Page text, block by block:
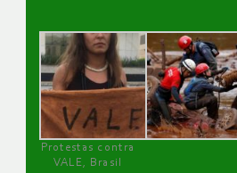
Protestas contra
VALE, Brasil